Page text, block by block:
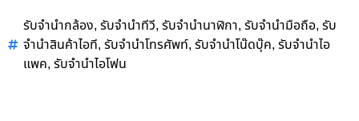
รับจำนำกล้อง, รับจำนำทีวี, รับจำนำนาฬิกา, รับจำนำมือถือ, รับ
จำนำสินค้าไอที, รับจำนำโทรศัพท์, รับจำนำโน๊ดบุ๊ค, รับจำนำไอ
แพค, รับจำนำไอโฟน